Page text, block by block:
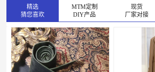
精选
猜您喜欢
MTM定制
DIY产品
现货
厂家对接